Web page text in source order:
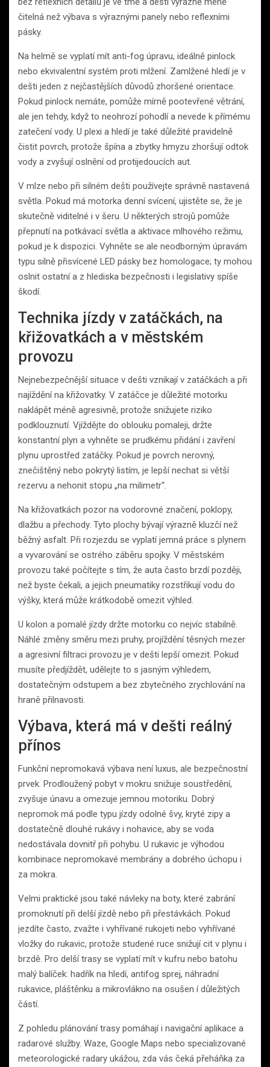
čitelná než výbava s výraznými panely nebo reflexními
pásky.
Na helmě se vyplatí mít anti-fog úpravu, ideálně pinlock
nebo ekvivalentní systém proti mlžení. Zamlžené hledí je v
dešti jeden z nejčastějších důvodů zhoršené orientace.
Pokud pinlock nemáte, pomůže mírně pootevřené větrání,
ale jen tehdy, když to neohrozí pohodlí a nevede k přímému
zatečení vody. U plexi a hledí je také důležité pravidelně
čistit povrch, protože špína a zbytky hmyzu zhoršují odtok
vody a zvyšují oslnění od protijedoucích aut.
V mlze nebo při silném dešti používejte správně nastavená
světla. Pokud má motorka denní svícení, ujistěte se, že je
skutečně viditelné i v šeru. U některých strojů pomůže
přepnutí na potkávací světla a aktivace mlhového režimu,
pokud je k dispozici. Vyhněte se ale neodborným úpravám
typu silně přisvícené LED pásky bez homologace; ty mohou
oslnit ostatní a z hlediska bezpečnosti i legislativy spíše
škodí.
Technika jízdy v zatáčkách, na
křižovatkách a v městském
provozu
Nejnebezpečnější situace v dešti vznikají v zatáčkách a při
najíždění na křižovatky. V zatáčce je důležité motorku
naklápět méně agresivně, protože snižujete riziko
podklouznutí. Vjíždějte do oblouku pomaleji, držte
konstantní plyn a vyhněte se prudkému přidání i zavření
plynu uprostřed zatáčky. Pokud je povrch nerovný,
znečištěný nebo pokrytý listím, je lepší nechat si větší
rezervu a nehonit stopu „na milimetr“.
Na křižovatkách pozor na vodorovné značení, poklopy,
dlažbu a přechody. Tyto plochy bývají výrazně kluzčí než
běžný asfalt. Při rozjezdu se vyplatí jemná práce s plynem
a vyvarování se ostrého záběru spojky. V městském
provozu také počítejte s tím, že auta často brzdí později,
než byste čekali, a jejich pneumatiky rozstřikují vodu do
výšky, která může krátkodobě omezit výhled.
U kolon a pomalé jízdy držte motorku co nejvíc stabilně.
Náhlé změny směru mezi pruhy, projíždění těsných mezer
a agresivní filtraci provozu je v dešti lepší omezit. Pokud
musíte předjíždět, udělejte to s jasným výhledem,
dostatečným odstupem a bez zbytečného zrychlování na
hraně přilnavosti.
Výbava, která má v dešti reálný
přínos
Funkční nepromokavá výbava není luxus, ale bezpečnostní
prvek. Prodloužený pobyt v mokru snižuje soustředění,
zvyšuje únavu a omezuje jemnou motoriku. Dobrý
nepromok má podle typu jízdy odolné švy, kryté zipy a
dostatečně dlouhé rukávy i nohavice, aby se voda
nedostávala dovnitř při pohybu. U rukavic je výhodou
kombinace nepromokavé membrány a dobrého úchopu i
za mokra.
Velmi praktické jsou také návleky na boty, které zabrání
promoknutí při delší jízdě nebo při přestávkách. Pokud
jezdíte často, zvažte i vyhřívané rukojeti nebo vyhřívané
vložky do rukavic, protože studené ruce snižují cit v plynu i
brzdě. Pro delší trasy se vyplatí mít v kufru nebo batohu
malý balíček: hadřík na hledí, antifog sprej, náhradní
rukavice, pláštěnku a mikrovlákno na osušen í důležitých
částí.
Z pohledu plánování trasy pomáhají i navigační aplikace a
radarové služby. Waze, Google Maps nebo specializované
meteorologické radary ukážou, zda vás čeká přeháňka za